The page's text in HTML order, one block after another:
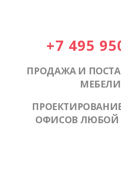
+7 495
ПРОДАЖА И
МЕБЕЛИ
ОФИСОВ ЛЮБОЙ